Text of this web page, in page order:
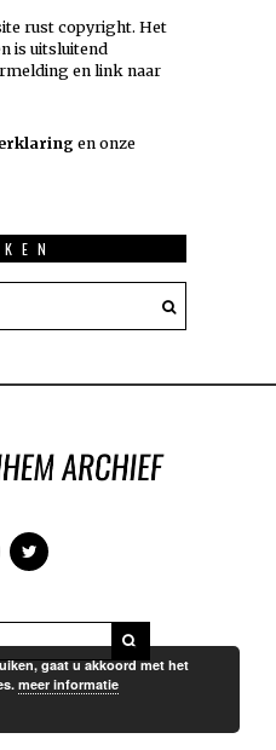
rust copyright. Het
is uitsluitend
en link naar
en onze
gaat u akkoord met het
meer informatie